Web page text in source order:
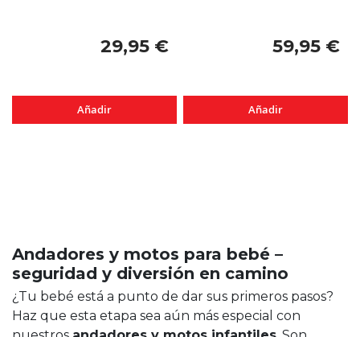
29,95 €
Añadir
59,95 €
Añadir
Andadores y motos para bebé –
seguridad y diversión en camino
¿Tu bebé está a punto de dar sus primeros pasos?
Haz que esta etapa sea aún más especial con